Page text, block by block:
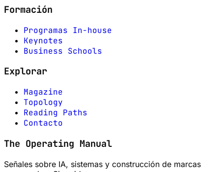
Formación
Programas In-house
Keynotes
Business Schools
Explorar
Magazine
Topology
Reading Paths
Contacto
The Operating Manual
Señales sobre IA, sistemas y construcción de marcas